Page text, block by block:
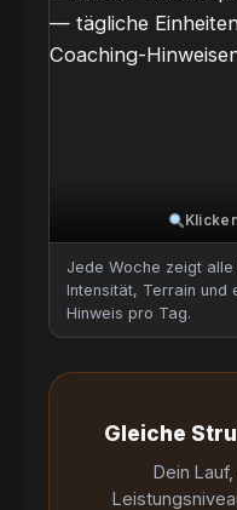
Jede Woche zeigt alle
Intensität, Terrain und
Hinweis pro Tag.
Gleiche
Dein